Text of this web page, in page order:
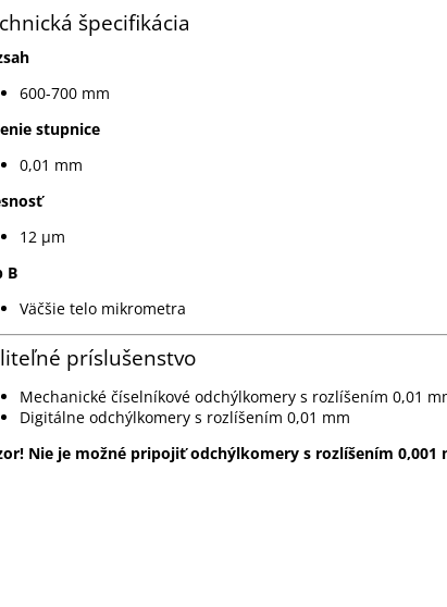
špecifikácia
600-700 mm
stupnice
0,01 mm
12 µm
B
Väčšie telo mikrometra
príslušenstvo
Mechanické číselníkové odchýlkomery s rozlíšením 0,01
Digitálne odchýlkomery s rozlíšením 0,01 mm
Nie je možné pripojiť odchýlkomery s rozlíšením 0,001